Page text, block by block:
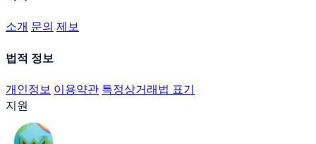
소개 문의 제보
법적 정보
개인정보 이용약관 특정상거래법 표기
지원